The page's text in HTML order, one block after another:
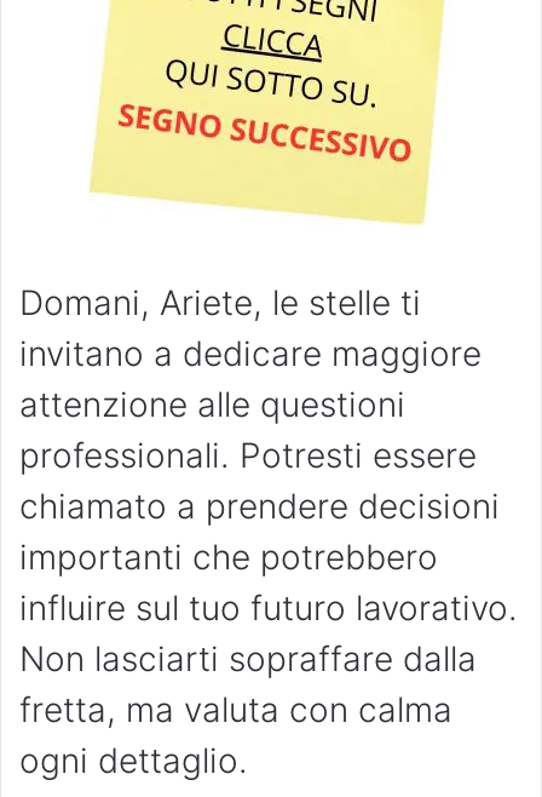
Domani, Ariete, le stelle ti
invitano a dedicare maggiore
attenzione alle questioni
professionali. Potresti essere
chiamato a prendere decisioni
importanti che potrebbero
influire sul tuo futuro lavorativo.
Non lasciarti sopraffare dalla
fretta, ma valuta con calma
ogni dettaglio.